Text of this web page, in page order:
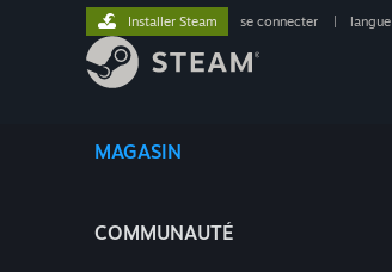
MAGASIN
COMMUNAUTÉ
Installer Steam se connecter langue